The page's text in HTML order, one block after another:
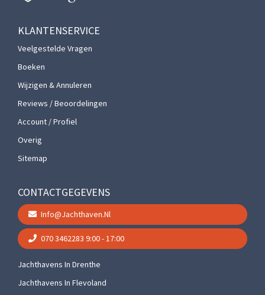
KLANTENSERVICE
Veelgestelde Vragen
Boeken
Wijzigen & Annuleren
Reviews / Beoordelingen
Account / Profiel
Overig
Sitemap
CONTACTGEGEVENS
Info@jachthaven.nl
070 3462283 9:00 - 17:00
Jachthavens In Drenthe
Jachthavens In Flevoland